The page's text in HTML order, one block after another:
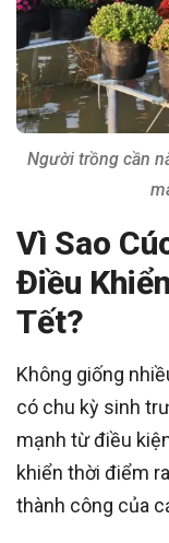
Người trồng cần
Vì Sao
Điều
Tết?
Không giống
có chu kỳ sinh
mạnh từ điều
khiển thời điểm
thành công của